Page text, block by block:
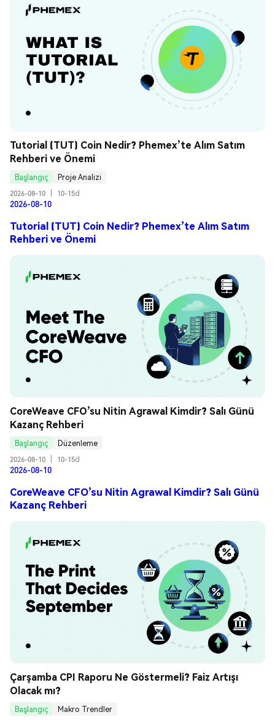
Tutorial (TUT) Coin Nedir? Phemex’te Alım Satım
Rehberi ve Önemi
Başlangıç
Proje Analizi
2026-08-10
10-15d
2026-08-10
Tutorial (TUT) Coin Nedir? Phemex’te Alım Satım
Rehberi ve Önemi
CoreWeave CFO’su Nitin Agrawal Kimdir? Salı Günü
Kazanç Rehberi
Başlangıç
Düzenleme
2026-08-10
10-15d
2026-08-10
CoreWeave CFO’su Nitin Agrawal Kimdir? Salı Günü
Kazanç Rehberi
Çarşamba CPI Raporu Ne Göstermeli? Faiz Artışı
Olacak mı?
Başlangıç
Makro Trendler